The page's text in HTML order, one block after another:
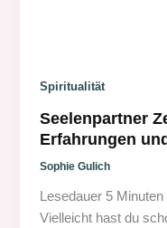
Spiritualität
Seelenpartner
Erfahrungen
Sophie Gulich
Lesedauer 5 Minuten
Vielleicht hast du